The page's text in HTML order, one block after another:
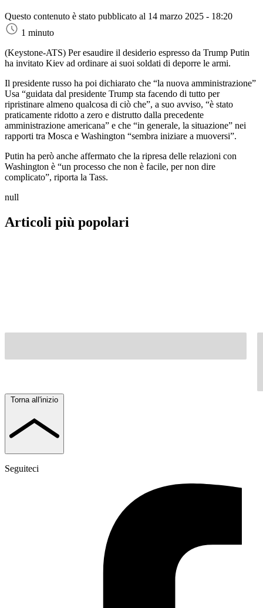
Questo contenuto è stato pubblicato al 14 marzo 2025 - 18:20
1 minuto
(Keystone-ATS) Per esaudire il desiderio espresso da Trump Putin
ha invitato Kiev ad ordinare ai suoi soldati di deporre le armi.
Il presidente russo ha poi dichiarato che “la nuova amministrazione”
Usa “guidata dal presidente Trump sta facendo di tutto per
ripristinare almeno qualcosa di ciò che”, a suo avviso, “è stato
praticamente ridotto a zero e distrutto dalla precedente
amministrazione americana” e che “in generale, la situazione” nei
rapporti tra Mosca e Washington “sembra iniziare a muoversi”.
Putin ha però anche affermato che la ripresa delle relazioni con
Washington è “un processo che non è facile, per non dire
complicato”, riporta la Tass.
null
Articoli più popolari
Torna all'inizio
Seguiteci